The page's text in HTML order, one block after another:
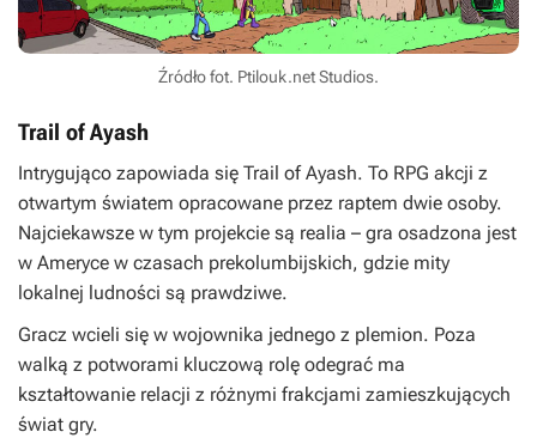
Źródło fot. Ptilouk.net Studios.
Trail of Ayash
Intrygująco zapowiada się Trail of Ayash. To RPG akcji z
otwartym światem opracowane przez raptem dwie osoby.
Najciekawsze w tym projekcie są realia – gra osadzona jest
w Ameryce w czasach prekolumbijskich, gdzie mity
lokalnej ludności są prawdziwe.
Gracz wcieli się w wojownika jednego z plemion. Poza
walką z potworami kluczową rolę odegrać ma
kształtowanie relacji z różnymi frakcjami zamieszkujących
świat gry.